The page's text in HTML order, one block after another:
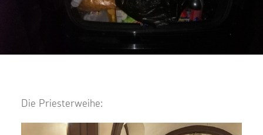
Die Priesterweihe: